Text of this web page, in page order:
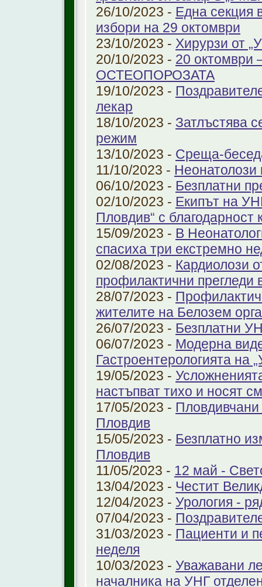
26/10/2023 - Една секция
избори на 29 октомври
23/10/2023 - Хирурзи от
20/10/2023 - 20
ОСТЕОПОРОЗАТА
19/10/2023 -
лекар
18/10/2023 - Затлъстява
режим
13/10/2023 - Среща-
11/10/2023 -
06/10/2023 - Безплатни
02/10/2023 - Екипът на
Пловдив“ с благодарност
15/09/2023 - В
спасиха три екстремно
02/08/2023 - Кардиолози
профилактични прегледи
28/07/2023 -
жителите на Белозем
26/07/2023 - Безплатни
06/07/2023 - Модерна
Гастроентерологията на
19/05/2023 -
настъпват тихо и носят
17/05/2023 -
Пловдив
15/05/2023 - Безплатно
Пловдив
11/05/2023 - 12 май -
13/04/2023 - Честит
12/04/2023 - Урология -
07/04/2023 -
31/03/2023 - Пациенти и
неделя
10/03/2023 - Уважавани
началника на УНГ